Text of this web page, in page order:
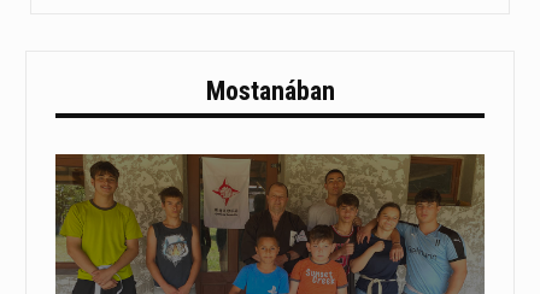
Mostanában